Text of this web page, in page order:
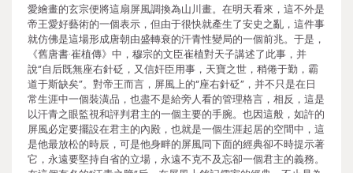
愛繪畫的玄宗便將這扇屏風調換為山川畫。在明天看來，這不外是
帝王愛好藝術的一個表示，但由于很快就產生了安史之亂，這件事
就仿佛是這場形成唐朝由盛轉衰的汗青性變局的一個前兆。于是，
《舊唐書·崔植傳》中，穆宗的文臣崔植對天子講述了此事，并
說“自后既無座右針砭，又信奸臣用事，天寶之世，稍倦于勤，霸
道于斯缺矣”。對帝王而言，屏風上的“座右針砭”，并不只是在日
常生涯中一個裝潢品，也盡不是給旁人看的管理格言，相反，這是
以汗青之眼監視和評判君主的一個主要的手腕。也因這般，如許的
屏風必定要擺設在君主的內殿，也就是一個生涯起居的空間中，這
是他最放松的時辰，可是他身畔的屏風同下面的經典卻不時提示著
它，永遠要堅持自省的立場，永遠不克不及忘卻一個君主的義務。